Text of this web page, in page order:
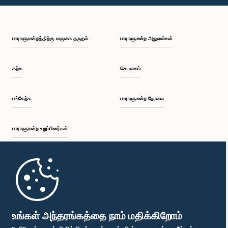
உங்கள் அந்தரங்கத்தை நாம் மதிக்கிறோம்
பி.ப. 1:49 - பி.ப. 1:56
பி.ப. 2:05 - பி.ப. 2:29
பி.ப. 2:54 - பி.ப. 3:09
பாராளுமன்றத்திற்கு வருகை தருதல்
கற்க
பங்கேற்க
பாராளுமன்ற உறுப்பினர்கள்
முதற்பக்கம்
பாராளுமன்ற அலுவல்கள்
செயலகம்
பாராளுமன்ற நேரலை
பாராளுமன்ற கையடக்க செயலி